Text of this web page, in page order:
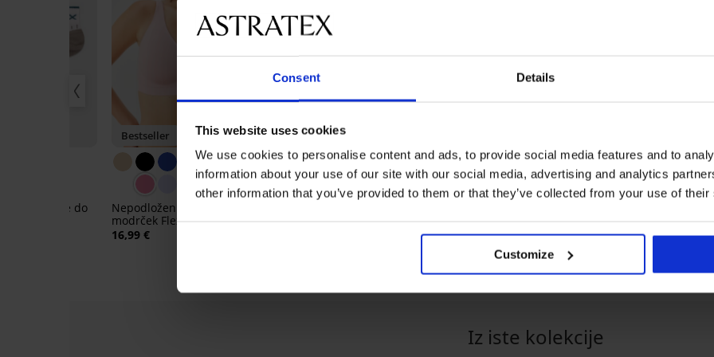
Consent Details
This website uses cookies
We use cookies to personalise content and ads, to provide social media features and to
information about your use of our site with our social media, advertising and analytics
other information that you’ve provided to them or that they’ve collected from your use of
Customize
nogavice do
Bestseller
5
Nepodložen brezšivni
modrček Flexi Khloe
16,99 €
-20% BRA20
Blazinice za naramnice I
13,99 €
5
modalom
14,99 €
Nepodložen
Marion, brez
Iz iste kolekcije